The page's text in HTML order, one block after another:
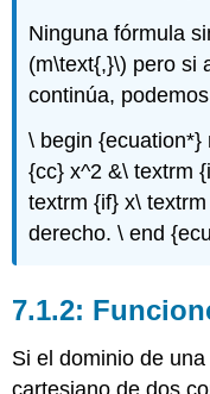
Ninguna fórmula
(m\text{,}\) pero si
continúa,
\ begin
{cc} x^2 &\ textrm
textrm {if} x\
derecho. \ end
Si el dominio de